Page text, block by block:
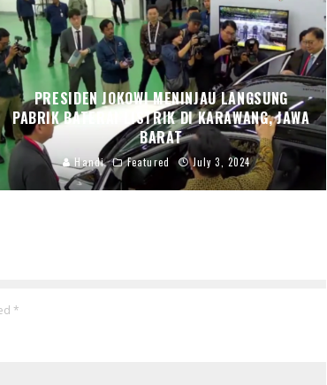
PRESIDEN JOKOWI MENINJAU LANGSUNG
PABRIK BATERAI LISTRIK DI KARAWANG, JAWA
BARAT
Handi Featured July 3, 2024
*